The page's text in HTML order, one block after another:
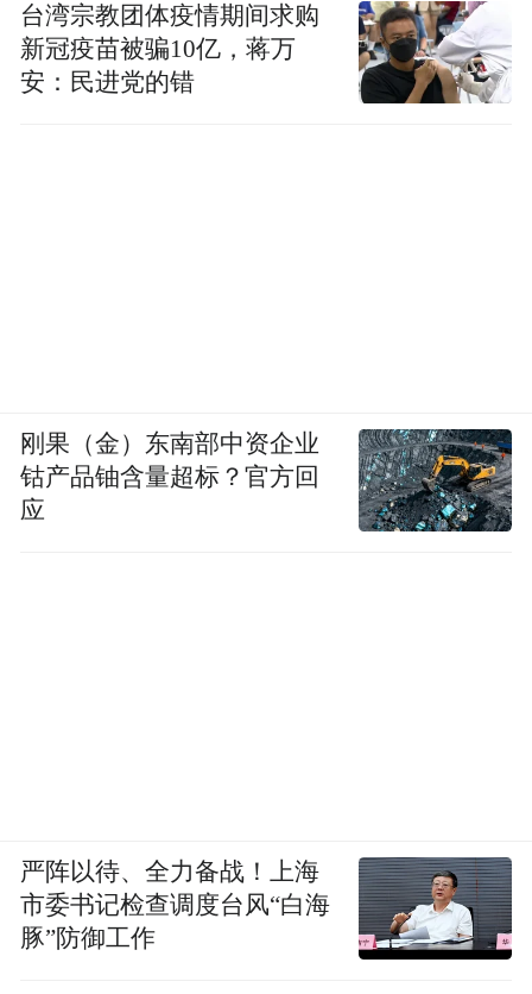
台湾宗教团体疫情期间求购
新冠疫苗被骗10亿，蒋万
安：民进党的错
刚果（金）东南部中资企业
钴产品铀含量超标？官方回
应
严阵以待、全力备战！上海
市委书记检查调度台风“白海
豚”防御工作